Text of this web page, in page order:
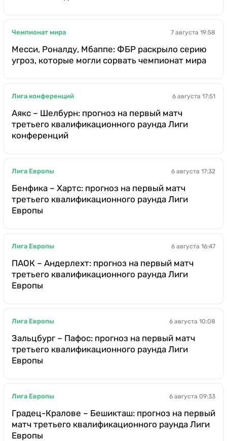
Чемпионат мира 7 августа 19:58
Месси, Роналду, Мбаппе: ФБР раскрыло серию
угроз, которые могли сорвать чемпионат мира
Лига конференций 6 августа 17:51
Аякс – Шелбурн: прогноз на первый матч
третьего квалификационного раунда Лиги
конференций
Лига Европы 6 августа 17:32
Бенфика – Хартс: прогноз на первый матч
третьего квалификационного раунда Лиги
Европы
Лига Европы 6 августа 16:47
ПАОК – Андерлехт: прогноз на первый матч
третьего квалификационного раунда Лиги
Европы
Лига Европы 6 августа 10:08
Зальцбург – Пафос: прогноз на первый матч
третьего квалификационного раунда Лиги
Европы
Лига Европы 6 августа 09:33
Градец-Кралове – Бешикташ: прогноз на первый
матч третьего квалификационного раунда Лиги
Европы